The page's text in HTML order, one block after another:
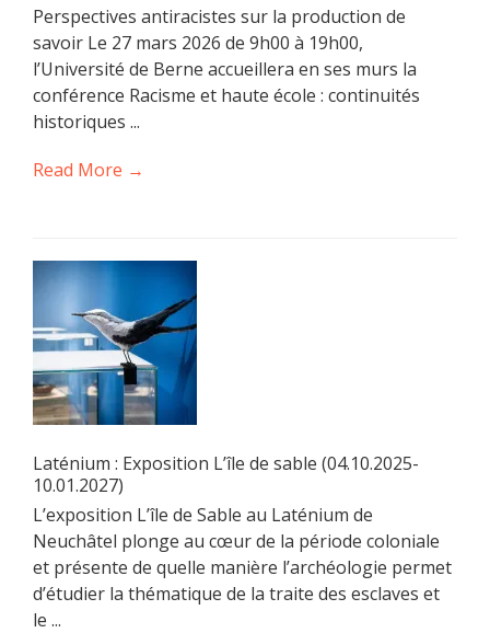
Perspectives antiracistes sur la production de
savoir Le 27 mars 2026 de 9h00 à 19h00,
l’Université de Berne accueillera en ses murs la
conférence Racisme et haute école : continuités
historiques ...
Read More →
Laténium : Exposition L’île de sable (04.10.2025-
10.01.2027)
L’exposition L’île de Sable au Laténium de
Neuchâtel plonge au cœur de la période coloniale
et présente de quelle manière l’archéologie permet
d’étudier la thématique de la traite des esclaves et
le ...